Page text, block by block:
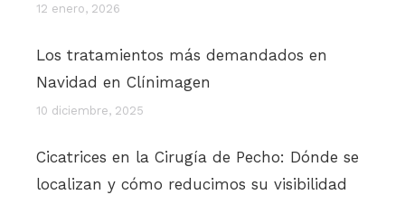
12 enero, 2026
Los tratamientos más demandados en
Navidad en Clínimagen
10 diciembre, 2025
Cicatrices en la Cirugía de Pecho: Dónde se
localizan y cómo reducimos su visibilidad